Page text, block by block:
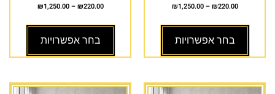
₪220.00
–
₪1,250.00
בחר אפשרויות
₪220.00
–
₪1,250.00
בחר אפשרויות